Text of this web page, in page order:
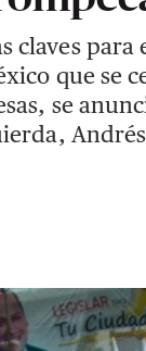
claves
que se
se